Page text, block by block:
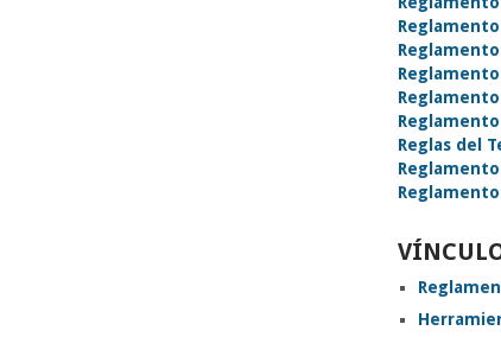
Reglamento
Reglas del